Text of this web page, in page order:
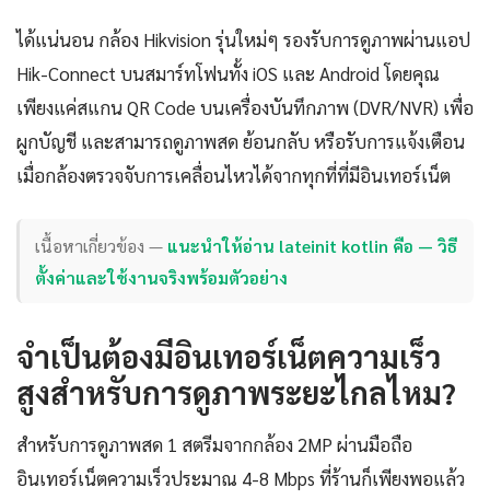
ได้แน่นอน กล้อง Hikvision รุ่นใหม่ๆ รองรับการดูภาพผ่านแอป
Hik-Connect บนสมาร์ทโฟนทั้ง iOS และ Android โดยคุณ
เพียงแค่สแกน QR Code บนเครื่องบันทึกภาพ (DVR/NVR) เพื่อ
ผูกบัญชี และสามารถดูภาพสด ย้อนกลับ หรือรับการแจ้งเตือน
เมื่อกล้องตรวจจับการเคลื่อนไหวได้จากทุกที่ที่มีอินเทอร์เน็ต
เนื้อหาเกี่ยวข้อง — แนะนำให้อ่าน lateinit kotlin คือ — วิธี
ตั้งค่าและใช้งานจริงพร้อมตัวอย่าง
จำเป็นต้องมีอินเทอร์เน็ตความเร็ว
สูงสำหรับการดูภาพระยะไกลไหม?
สำหรับการดูภาพสด 1 สตรีมจากกล้อง 2MP ผ่านมือถือ
อินเทอร์เน็ตความเร็วประมาณ 4-8 Mbps ที่ร้านก็เพียงพอแล้ว